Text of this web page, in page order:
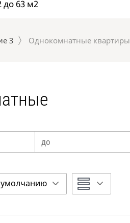
до 63 м2
3 Однокомнатные квартиры